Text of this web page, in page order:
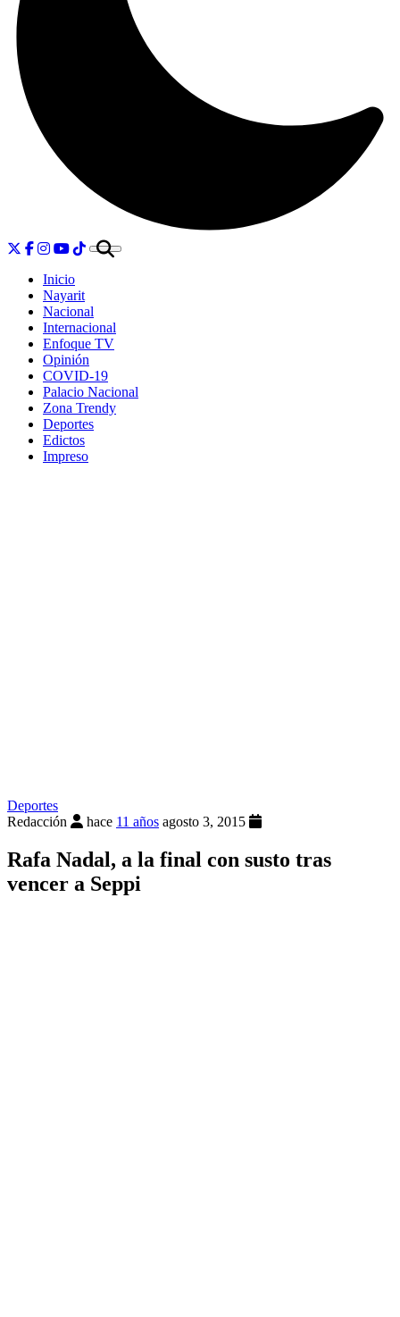
Inicio
Nayarit
Nacional
Internacional
Enfoque TV
Opinión
COVID-19
Palacio Nacional
Zona Trendy
Deportes
Edictos
Impreso
Deportes
Redacción
hace 11 años agosto 3, 2015
Rafa Nadal, a la final con susto tras
vencer a Seppi